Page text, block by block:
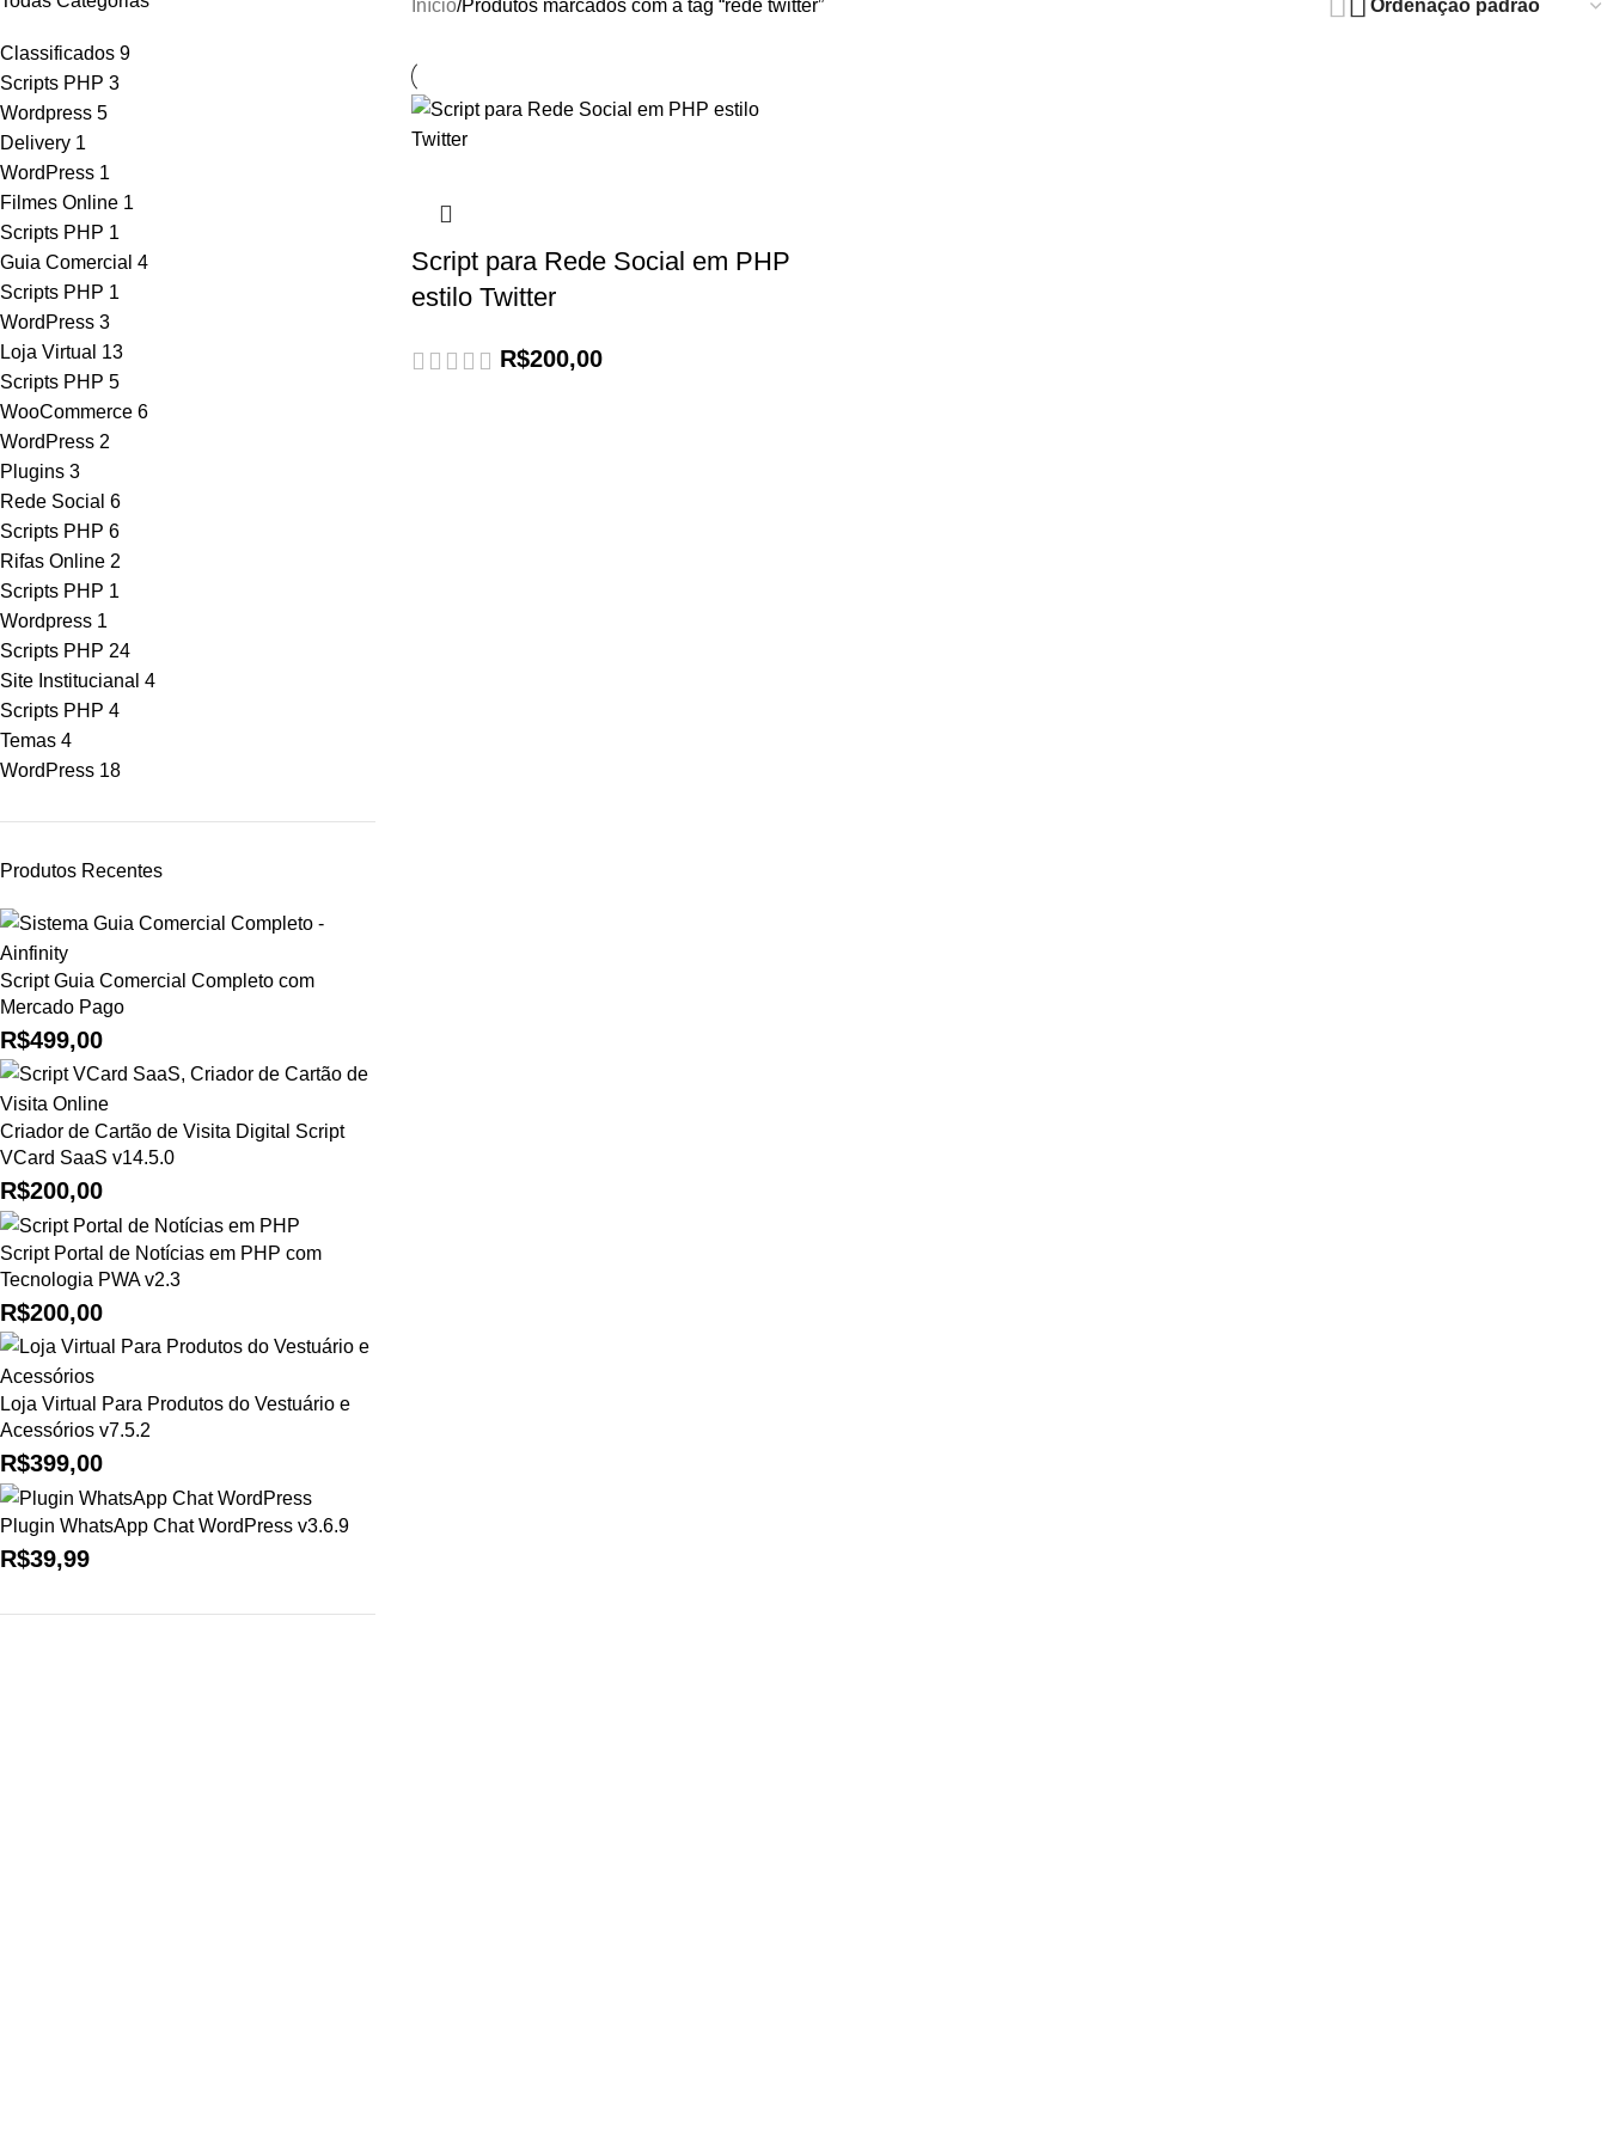
Classificados 9
Scripts PHP 3
Wordpress 5
Delivery 1
WordPress 1
Filmes Online 1
Scripts PHP 1
Guia Comercial 4
Scripts PHP 1
WordPress 3
Loja Virtual 13
Scripts PHP 5
WooCommerce 6
WordPress 2
Plugins 3
Rede Social 6
Scripts PHP 6
Rifas Online 2
Scripts PHP 1
Wordpress 1
Scripts PHP 24
Site Institucianal 4
Scripts PHP 4
Temas 4
WordPress 18
Produtos Recentes
Script Guia Comercial Completo com
Mercado Pago
R$499,00
Criador de Cartão de Visita Digital Script
VCard SaaS v14.5.0
R$200,00
Script Portal de Notícias em PHP com
Tecnologia PWA v2.3
R$200,00
Loja Virtual Para Produtos do Vestuário e
Acessórios v7.5.2
R$399,00
Plugin WhatsApp Chat WordPress v3.6.9
R$39,99
Início Produtos marcados com a tag “rede twitter”
Script para Rede Social em PHP
estilo Twitter
R$200,00